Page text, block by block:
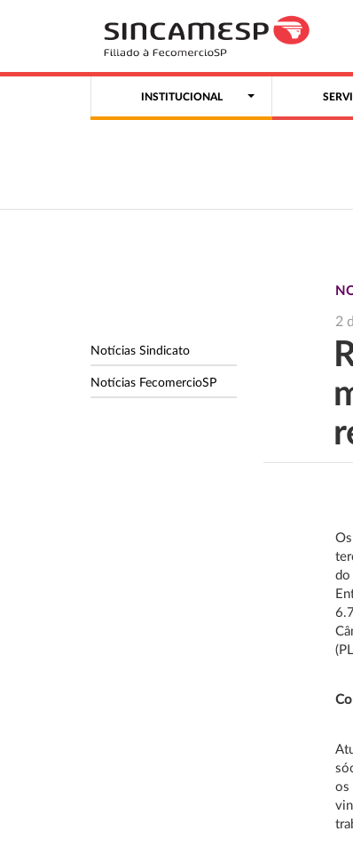
INSTITUCIONAL
Notícias Sindicato
Notícias FecomercioSP
2
do
os